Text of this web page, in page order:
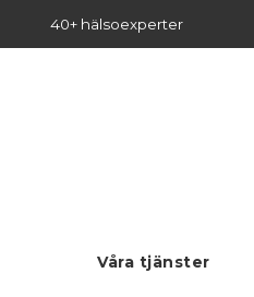
40+ hälsoexperter
Våra tjänster